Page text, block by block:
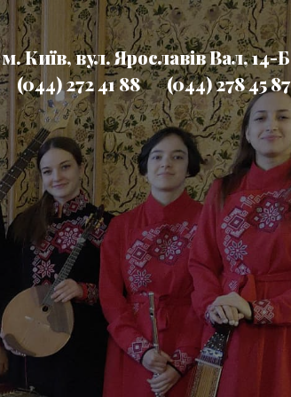
м. Київ, вул. Ярославів Вал, 14-Б
(044) 272 41 88
(044) 278 45 87